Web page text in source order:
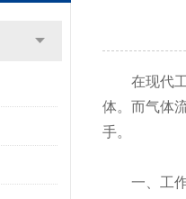
在现代工
体。而气体
手。
一、工作